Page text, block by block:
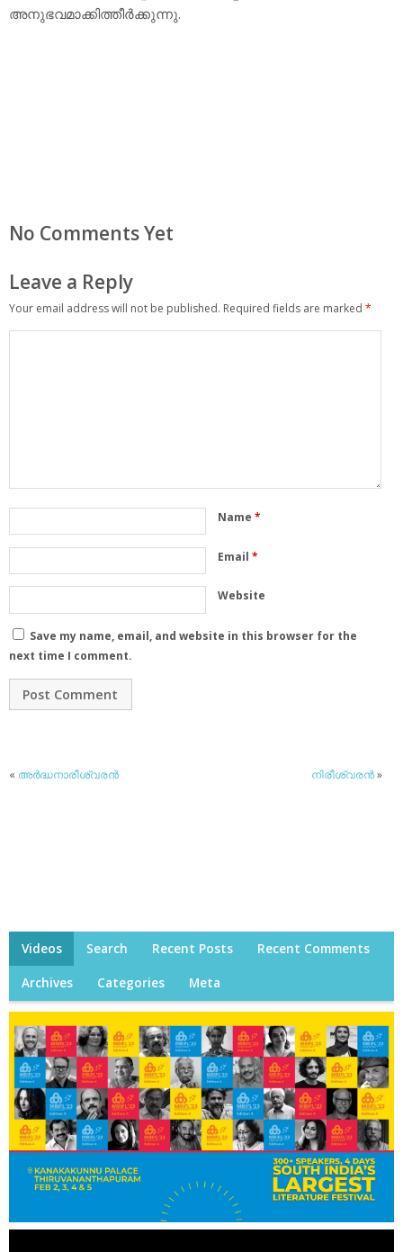
അനുഭവമാക്കിത്തീര്‍ക്കുന്നു.
No Comments Yet
Leave a Reply
Your email address will not be published. Required fields are marked *
Name *
Email *
Website
Save my name, email, and website in this browser for the
next time I comment.
« അര്‍ദ്ധനാരീശ്വരന്‍ നിരീശ്വരന്‍»
Videos Search Recent Posts Recent Comments
Archives Categories Meta